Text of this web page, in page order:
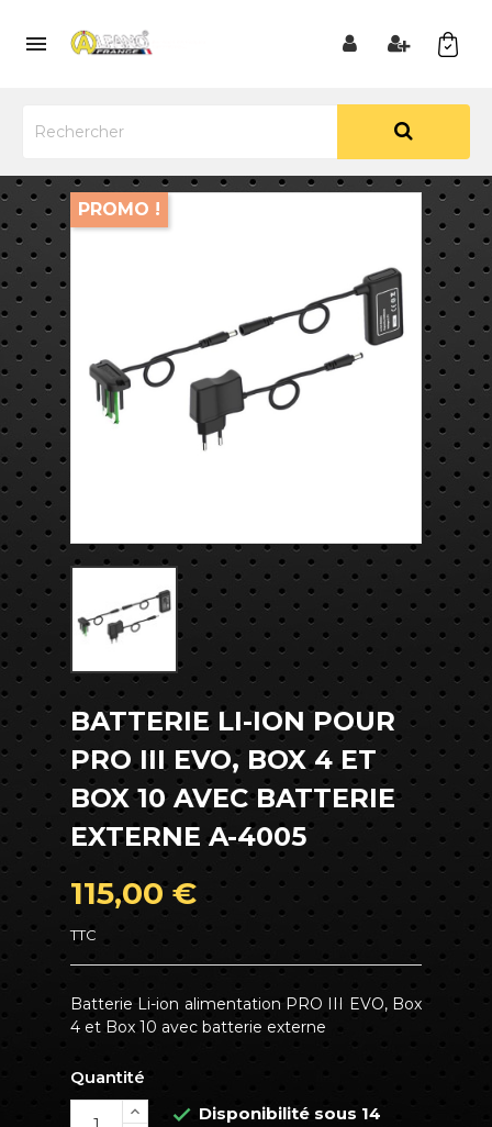

PROMO !
BATTERIE LI-ION POUR
PRO III EVO, BOX 4 ET
BOX 10 AVEC BATTERIE
EXTERNE A-4005
115,00 €
TTC
Batterie Li-ion alimentation PRO III EVO, Box
4 et Box 10 avec batterie externe
Quantité
 Disponibilité sous 14